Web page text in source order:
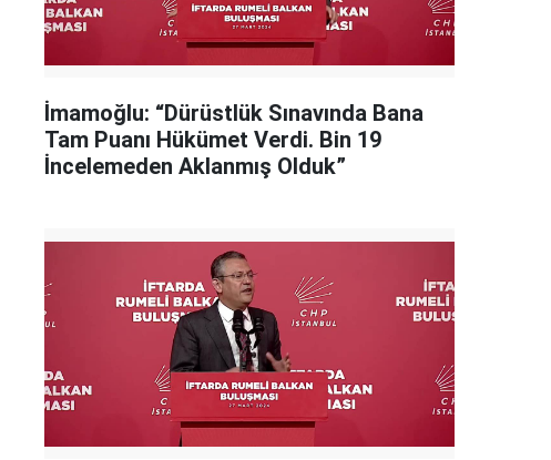
İmamoğlu: “Dürüstlük Sınavında Bana
Tam Puanı Hükümet Verdi. Bin 19
İncelemeden Aklanmış Olduk”